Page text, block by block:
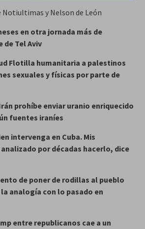
Notiultimas y Nelson de León
en otra jornada más de
de Tel Aviv
Flotilla humanitaria a palestinos
sexuales y físicas por parte de
prohíbe enviar uranio enriquecido
fuentes iraníes
intervenga en Cuba. Mis
por décadas hacerlo, dice
de poner de rodillas al pueblo
analogía con lo pasado en
entre republicanos cae a un